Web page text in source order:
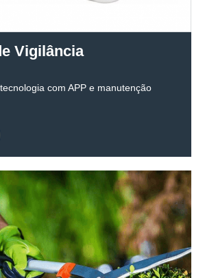
Vigilância
com APP e manutenção